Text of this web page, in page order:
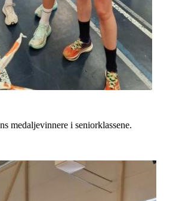
medaljevinnere i seniorklassene.